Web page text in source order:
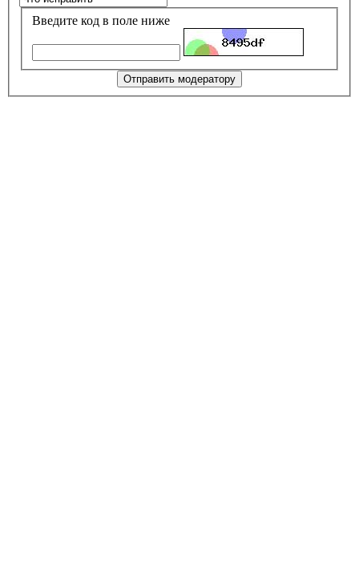
Введите код в поле ниже
Отправить модератору